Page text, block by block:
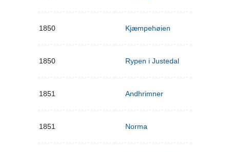
1850 Kjæmpehøien
1850 Rypen i Justedal
1851 Andhrimner
1851 Norma